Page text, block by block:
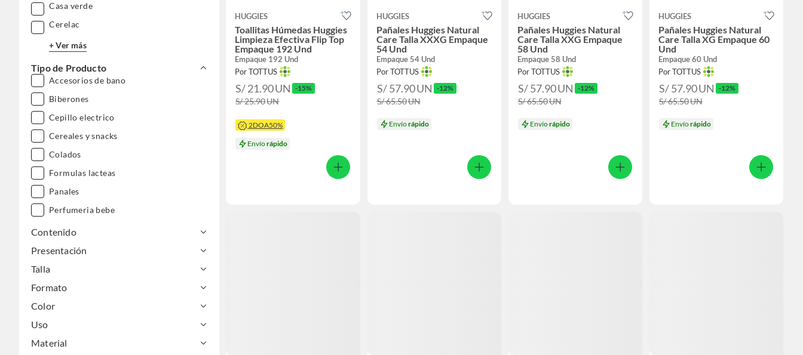
Casa verde
Cerelac
+ Ver más
Tipo de Producto
Accesorios de bano
Biberones
Cepillo electrico
Cereales y snacks
Colados
Formulas lacteas
Panales
Perfumeria bebe
Perfumeria infantil
Toallitas humedas
Contenido
Presentación
Talla
Formato
Color
Uso
Material
HUGGIES
Toallitas Húmedas Huggies
Limpieza Efectiva Flip Top
Empaque 192 Und
Empaque 192 Und
Por TOTTUS
S/ 21.90UN -15%
S/ 25.90UN
2DOA50%
Envíorápido
HUGGIES
Pañales Huggies Natural
Care Talla XXXG Empaque
54 Und
Empaque 54 Und
Por TOTTUS
S/ 57.90UN -12%
S/ 65.50UN
Envíorápido
HUGGIES
Pañales Huggies Natural
Care Talla XXG Empaque
58 Und
Empaque 58 Und
Por TOTTUS
S/ 57.90UN -12%
S/ 65.50UN
Envíorápido
HUGGIES
Pañales Huggies Natural
Care Talla XG Empaque 60
Und
Empaque 60 Und
Por TOTTUS
S/ 57.90UN -12%
S/ 65.50UN
Envíorápido